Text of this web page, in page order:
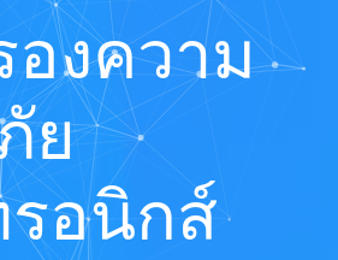
องความ
ย
อนิกส์